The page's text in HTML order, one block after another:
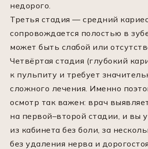
недорого.
Третья стадия — средний
сопровождается полостью в
может быть слабой или
Четвёртая стадия (глубокий
к пульпиту и требует
сложного лечения. Именно
осмотр так важен: врач
на первой–второй стадии, и вы
из кабинета без боли, за
без удаления нерва и